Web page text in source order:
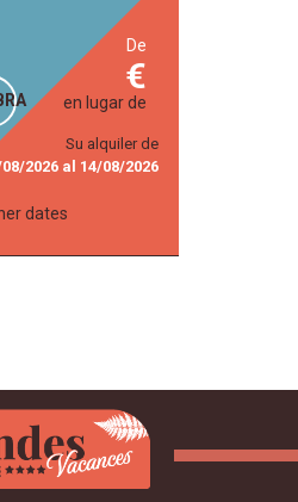
de
en lugar de
Su alquiler de
2026al 14/08/2026
dates